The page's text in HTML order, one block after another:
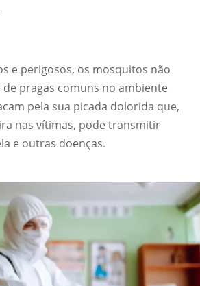
e perigosos, os mosquitos não
pragas comuns no ambiente
pela sua picada dolorida que,
nas vítimas, pode transmitir
e outras doenças.